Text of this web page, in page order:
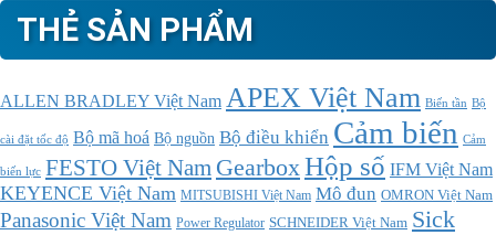
THẺ SẢN PHẨM
ALLEN BRADLEY Việt Nam APEX Việt Nam Biến tần Bộ
cài đặt tốc độ Bộ mã hoá Bộ nguồn Bộ điều khiển Cảm biến Cảm
biến lực FESTO Việt Nam GearboxHộp số IFM Việt Nam
KEYENCE Việt Nam MITSUBISHI Việt Nam Mô đun OMRON Việt Nam
Panasonic Việt Nam Power Regulator SCHNEIDER Việt Nam Sick